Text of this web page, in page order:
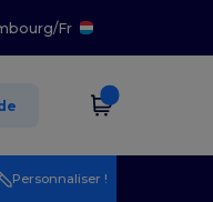
/Fr
Personnaliser !